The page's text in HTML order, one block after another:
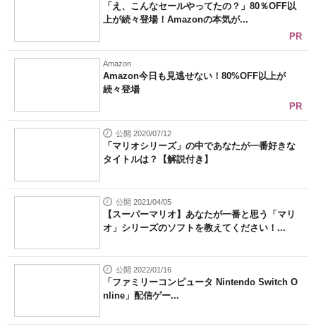
「え、こんなセールやってたの？」80％OFF以
上が続々登場！Amazonの本気が...
PR
Amazon
Amazon今日も見逃せない！80%OFF以上が
続々登場
PR
公開 2020/07/12
「マリオシリーズ」の中であなたが一番好きな
タイトルは？【解説付き】
公開 2021/04/05
【スーパーマリオ】あなたが一番と思う「マリ
オ」シリーズのソフトを教えてください！...
公開 2022/01/16
「ファミリーコンピュータ Nintendo Switch O
nline」配信ゲー...